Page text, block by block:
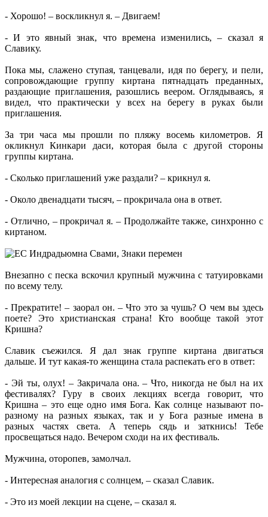
- Хорошо! – воскликнул я. – Двигаем!
- И это явный знак, что времена изменились, – сказал я
Славику.
Пока мы, слажено ступая, танцевали, идя по берегу, и пели,
сопровождающие группу киртана пятнадцать преданных,
раздающие приглашения, разошлись веером. Оглядываясь, я
видел, что практически у всех на берегу в руках были
приглашения.
За три часа мы прошли по пляжу восемь километров. Я
окликнул Кинкари даси, которая была с другой стороны
группы киртана.
- Сколько приглашений уже раздали? – крикнул я.
- Около двенадцати тысяч, – прокричала она в ответ.
- Отлично, – прокричал я. – Продолжайте также, синхронно с
киртаном.
Внезапно с песка вскочил крупный мужчина с татуировками
по всему телу.
- Прекратите! – заорал он. – Что это за чушь? О чем вы здесь
поете? Это христианская страна! Кто вообще такой этот
Кришна?
Славик съежился. Я дал знак группе киртана двигаться
дальше. И тут какая-то женщина стала распекать его в ответ:
- Эй ты, олух! – Закричала она. – Что, никогда не был на их
фестивалях? Гуру в своих лекциях всегда говорит, что
Кришна – это еще одно имя Бога. Как солнце называют по-
разному на разных языках, так и у Бога разные имена в
разных частях света. А теперь сядь и заткнись! Тебе
просвещаться надо. Вечером сходи на их фестиваль.
Мужчина, оторопев, замолчал.
- Интересная аналогия с солнцем, – сказал Славик.
- Это из моей лекции на сцене, – сказал я.